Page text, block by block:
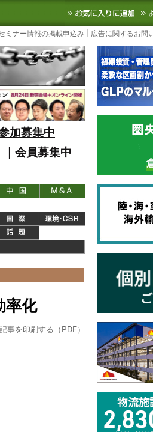
イト
SCMなど国内外の最新の物流ニ
ミナー情報の掲載申込み 広告に関するお問
加募集中
会員募集中
率化
事を印刷する（PDF）